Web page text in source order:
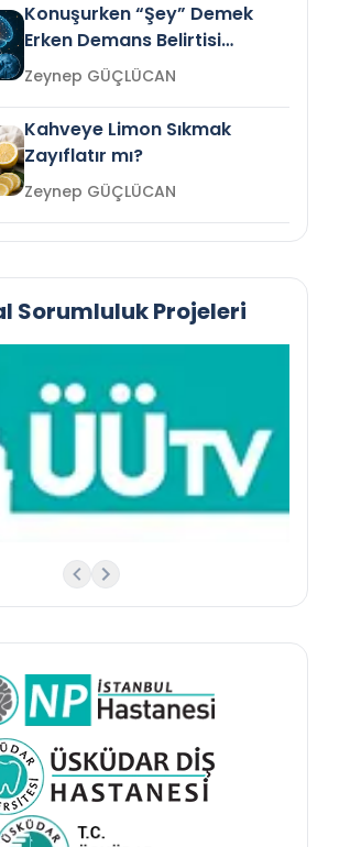
Konuşurken “Şey” Demek
Erken Demans Belirtisi
Olabilir mi?Zeynep GÜÇLÜCAN
Kahveye Limon Sıkmak
Zayıflatır mı?
Zeynep GÜÇLÜCAN
Sorumluluk Projeleri